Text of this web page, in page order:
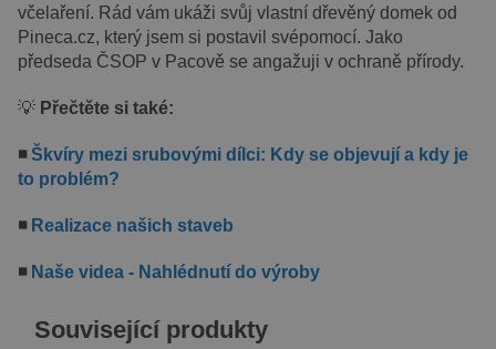
včelaření. Rád vám ukáži svůj vlastní dřevěný domek od
Pineca.cz, který jsem si postavil svépomocí. Jako
předseda ČSOP v Pacově se angažuji v ochraně přírody.
💡 Přečtěte si také:
◾Škvíry mezi srubovými dílci: Kdy se objevují a kdy je
to problém?
◾ Realizace našich staveb
◾ Naše videa - Nahlédnutí do výroby
Související produkty
SOUBORY CÍLENÍ
Nezbytně nutné soubory cookie umožňují
přihlášení uživatele a správa účtu. Webové
stránky nelze bez nezbytně nutných souborů